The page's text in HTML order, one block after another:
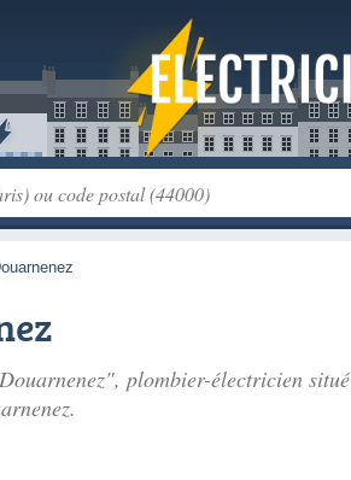
plombier-électricien situé